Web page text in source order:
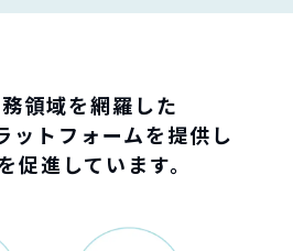
領域を網羅した
ットフォームを提供し
促進しています。